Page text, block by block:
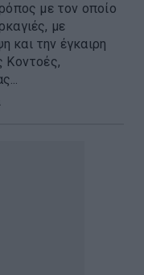
με τον οποίο
με
και την έγκαιρη
Κοντοές,